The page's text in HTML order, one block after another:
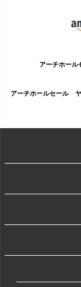
アーチホー
アーチホールセール